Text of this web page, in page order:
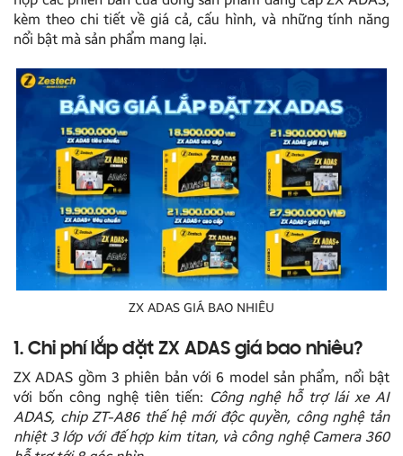
kèm theo chi tiết về giá cả, cấu hình, và những tính năng
nổi bật mà sản phẩm mang lại.
ZX ADAS GIÁ BAO NHIÊU
1. Chi phí lắp đặt ZX ADAS giá bao nhiêu?
ZX ADAS gồm 3 phiên bản với 6 model sản phẩm, nổi bật
với bốn công nghệ tiên tiến: Công nghệ hỗ trợ lái xe AI
ADAS, chip ZT-A86 thế hệ mới độc quyền, công nghệ tản
nhiệt 3 lớp với đế hợp kim titan, và công nghệ Camera 360